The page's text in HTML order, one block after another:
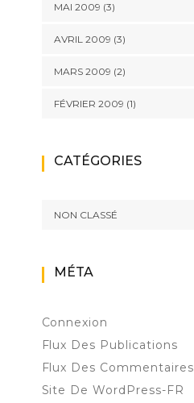
MAI 2009 (3)
AVRIL 2009 (3)
MARS 2009 (2)
FÉVRIER 2009 (1)
CATÉGORIES
NON CLASSÉ
MÉTA
Connexion
Flux Des Publications
Flux Des Commentaires
Site De WordPress-FR